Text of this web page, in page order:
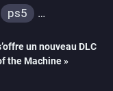
ps5
un nouveau DLC
the Machine »